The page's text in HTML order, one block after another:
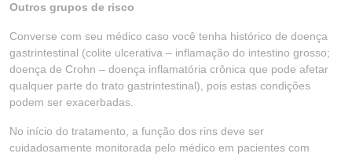
Outros grupos de risco
Converse com seu médico caso você tenha histórico de doença
gastrintestinal (colite ulcerativa – inflamação do intestino grosso;
doença de Crohn – doença inflamatória crônica que pode afetar
qualquer parte do trato gastrintestinal), pois estas condições
podem ser exacerbadas.
No início do tratamento, a função dos rins deve ser
cuidadosamente monitorada pelo médico em pacientes com